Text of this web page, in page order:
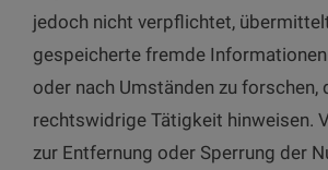
jedoch nicht verpflichtet,
gespeicherte fremde
oder nach Umständen zu forschen,
rechtswidrige Tätigkeit hinweisen.
zur Entfernung oder Sperrung der